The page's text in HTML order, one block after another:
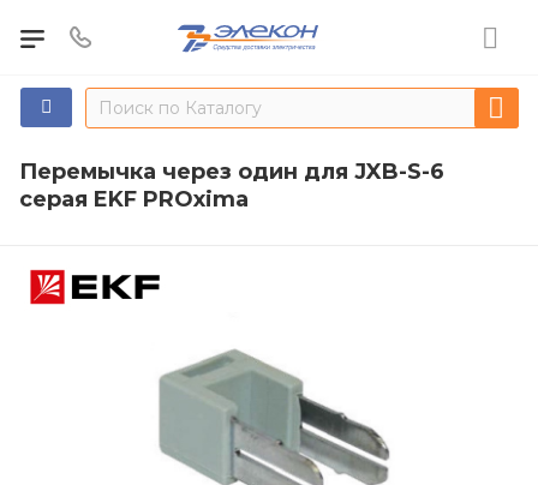
Перемычка через один для JXB-S-6
серая EKF PROxima